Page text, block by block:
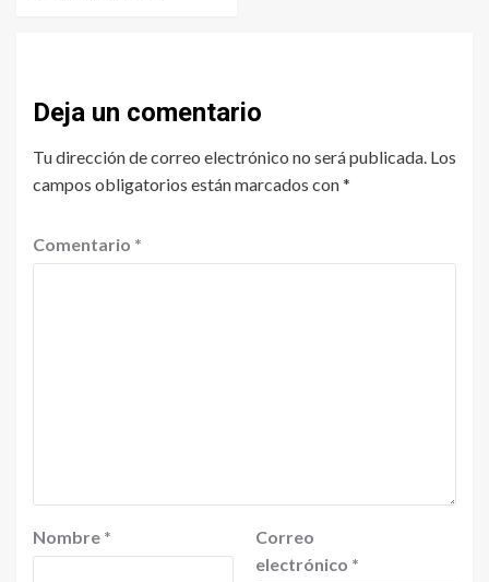
Deja un comentario
Tu dirección de correo electrónico no será publicada. Los
campos obligatorios están marcados con*
Comentario *
Nombre *
Correo
electrónico *